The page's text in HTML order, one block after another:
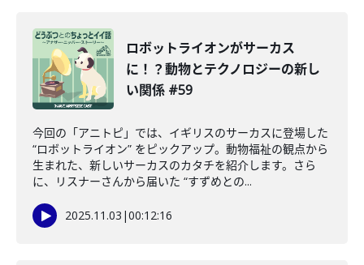
ロボットライオンがサーカス
に！？動物とテクノロジーの新し
い関係 #59
今回の「アニトピ」では、イギリスのサーカスに登場した
“ロボットライオン” をピックアップ。動物福祉の観点から
生まれた、新しいサーカスのカタチを紹介します。さら
に、リスナーさんから届いた “すずめとの...
2025.11.03 |00:12:16